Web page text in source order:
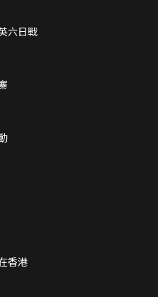
六日戰
香港